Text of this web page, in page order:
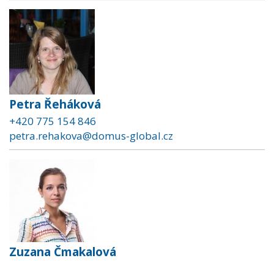
Petra Řeháková
+420 775 154 846
petra.rehakova@domus-global.cz
Zuzana Čmakalová